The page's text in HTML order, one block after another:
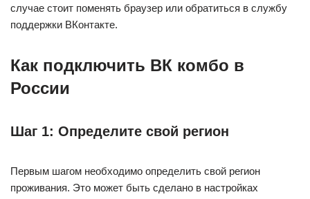
случае стоит поменять браузер или обратиться в службу
поддержки ВКонтакте.
Как подключить ВК комбо в
России
Шаг 1: Определите свой регион
Первым шагом необходимо определить свой регион
проживания. Это может быть сделано в настройках